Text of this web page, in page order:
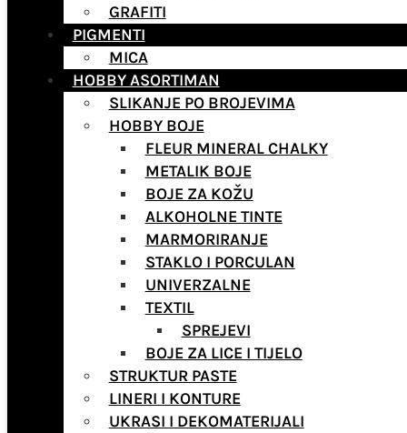
GRAFITI
PIGMENTI
MICA
HOBBY ASORTIMAN
SLIKANJE PO BROJEVIMA
HOBBY BOJE
FLEUR MINERAL CHALKY
METALIK BOJE
BOJE ZA KOŽU
ALKOHOLNE TINTE
MARMORIRANJE
STAKLO I PORCULAN
UNIVERZALNE
TEXTIL
SPREJEVI
BOJE ZA LICE I TIJELO
STRUKTUR PASTE
LINERI I KONTURE
UKRASI I DEKOMATERIJALI